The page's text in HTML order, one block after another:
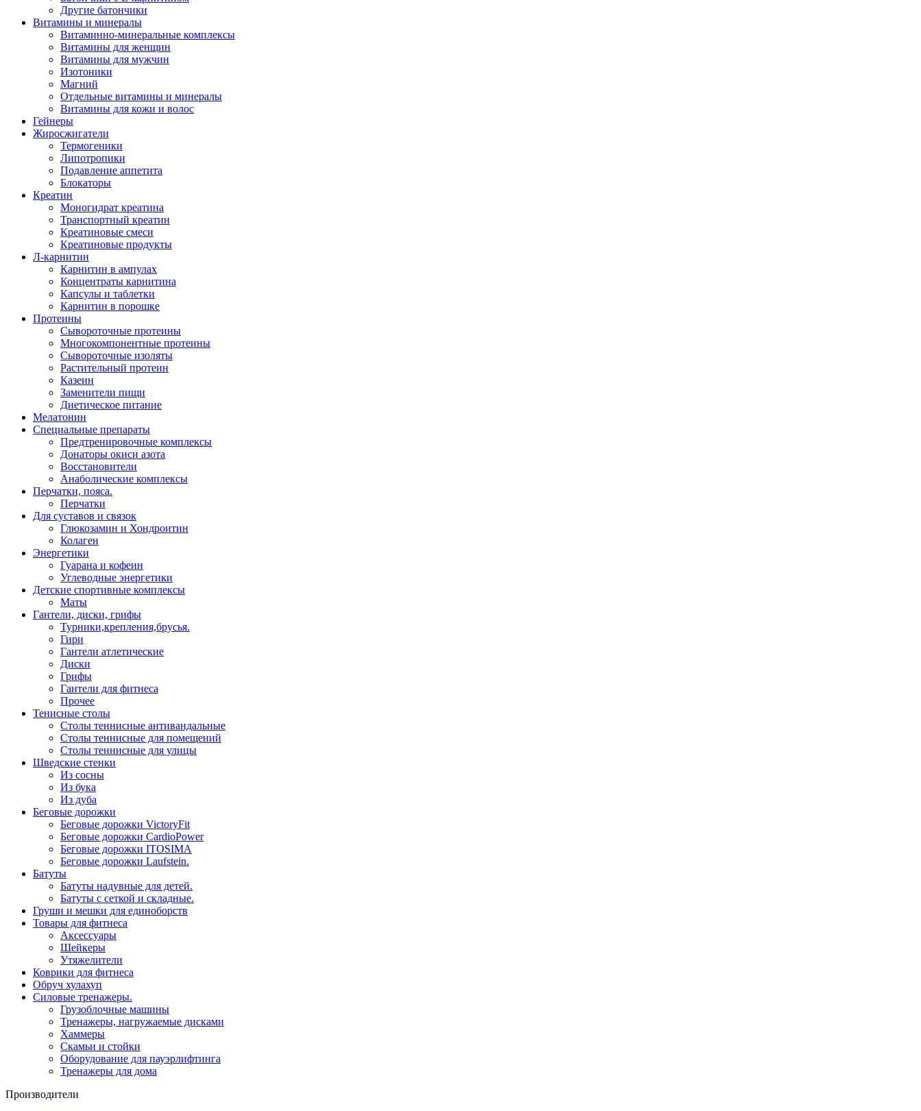
Другие батончики
Витамины и минералы
Витаминно-минеральные комплексы
Витамины для женщин
Витамины для мужчин
Изотоники
Магний
Отдельные витамины и минералы
Витамины для кожи и волос
Гейнеры
Жиросжигатели
Термогеники
Липотропики
Подавление аппетита
Блокаторы
Креатин
Моногидрат креатина
Транспортный креатин
Креатиновые смеси
Креатиновые продукты
Л-карнитин
Карнитин в ампулах
Концентраты карнитина
Капсулы и таблетки
Карнитин в порошке
Протеины
Сывороточные протеины
Многокомпонентные протеины
Сывороточные изоляты
Растительный протеин
Казеин
Заменители пищи
Диетическое питание
Мелатонин
Специальные препараты
Предтренировочные комплексы
Донаторы окиси азота
Восстановители
Анаболические комплексы
Перчатки, пояса.
Перчатки
Для суставов и связок
Глюкозамин и Хондроитин
Колаген
Энергетики
Гуарана и кофеин
Углеводные энергетики
Детские спортивные комплексы
Маты
Гантели, диски, грифы
Турники,крепления,брусья.
Гири
Гантели атлетические
Диски
Грифы
Гантели для фитнеса
Прочее
Тенисные столы
Столы теннисные антивандальные
Столы теннисные для помещений
Столы теннисные для улицы
Шведские стенки
Из сосны
Из бука
Из дуба
Беговые дорожки
Беговые дорожки VictoryFit
Беговые дорожки CardioPower
Беговые дорожки ITOSIMA
Беговые дорожки Laufstein.
Батуты
Батуты надувные для детей.
Батуты с сеткой и складные.
Груши и мешки для единоборств
Товары для фитнеса
Aксессуары
Шейкеры
Утяжелители
Коврики для фитнеса
Обруч хулахуп
Силовые тренажеры.
Грузоблочные машины
Тренажеры, нагружаемые дисками
Хаммеры
Скамьи и стойки
Оборудование для пауэрлифтинга
Тренажеры для дома
Производители